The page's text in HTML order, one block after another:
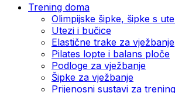
Trening doma
Olimpijske šipke, šipke s
Utezi i bučice
Elastične trake za vježbanje
Pilates lopte i balans ploče
Podloge za vježbanje
Šipke za vježbanje
Prijenosni sustavi za trening